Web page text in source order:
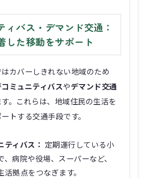
ィバス・デマンド交通：
した移動をサポート
カバーしきれない地域のため
コミュニティバスやデマンド交通
。これらは、地域住民の生活を
トする交通手段です。
ティバス： 定期運行している小
、病院や役場、スーパーなど、
活拠点をつなぎます。